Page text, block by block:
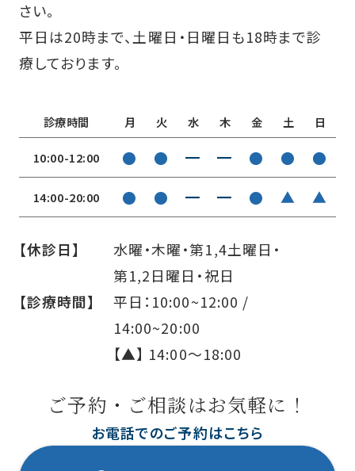
さい。
平日は20時まで、土曜日・日曜日も18時まで診
療しております。
診療時間 月 火 水 木 金 土 日
10:00-12:00 ● ● ━ ━ ● ● ●
14:00-20:00 ● ● ━ ━ ● ▲ ▲
【休診日】
水曜・木曜・第1,4土曜日・
第1,2日曜日・祝日
【診療時間】
平日：10:00~12:00 /
14:00~20:00
【▲】 14:00〜18:00
ご予約・ご相談はお気軽に！
お電話でのご予約はこちら